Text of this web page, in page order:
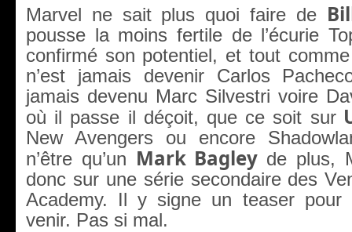
Marvel ne sait plus quoi faire de
pousse la moins fertile de l’écurie
confirmé son potentiel, et tout
n’est jamais devenir Carlos
jamais devenu Marc Silvestri voire
où il passe il déçoit, que ce soit sur
New Avengers ou encore
n’être qu’un Mark Bagley de plus,
donc sur une série secondaire des
Academy. Il y signe un teaser
venir. Pas si mal.